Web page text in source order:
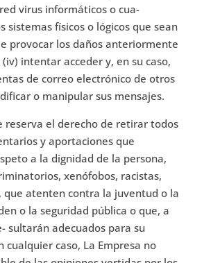
virus informáticos o cua-
sistemas físicos o lógicos que sean
provocar los daños anteriormente
intentar acceder y, en su caso,
de correo electrónico de otros
o manipular sus mensajes.
reserva el derecho de retirar todos
y aportaciones que
a la dignidad de la persona,
xenófobos, racistas,
que atenten contra la juventud o la
o la seguridad pública o que, a
sultarán adecuados para su
cualquier caso, La Empresa no